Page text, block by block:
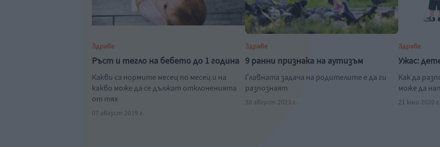
Здраве
Ръст и тегло на бебето до 1 година
Какви са нормите месец по месец и на
какво може да се дължат отклоненията
от тях
07 август 2019 г.
Здраве
9 ранни признака на аутизъм
Главната задача на родителите е да ги
разпознаят
30 август 2023 г.
Здраве
Ужас:
Как да
може да
21 юни 2020 г.